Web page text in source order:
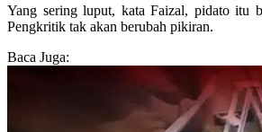
Yang sering luput, kata Faizal, pidato itu
Pengkritik tak akan berubah pikiran.
Baca Juga: